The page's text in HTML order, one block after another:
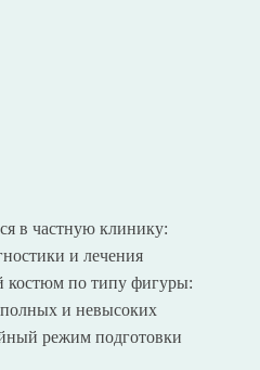
в частную клинику:
и лечения
костюм по типу фигуры:
и невысоких
режим подготовки